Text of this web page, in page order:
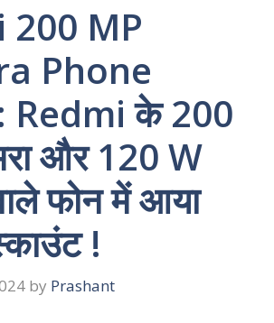
200 MP
Phone
Redmi के 200
और 120 W
फोन में आया
!
by Prashant